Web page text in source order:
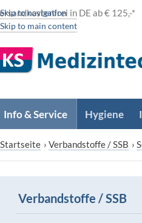
Skip to navigation
Skip to main content
in DE ab € 125,-*
Info & Service Hygiene
Startseite › Verbandstoffe / SSB ›
Verbandstoffe / SSB